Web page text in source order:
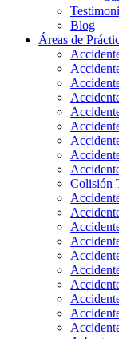
Blog
Áreas de
Colisión